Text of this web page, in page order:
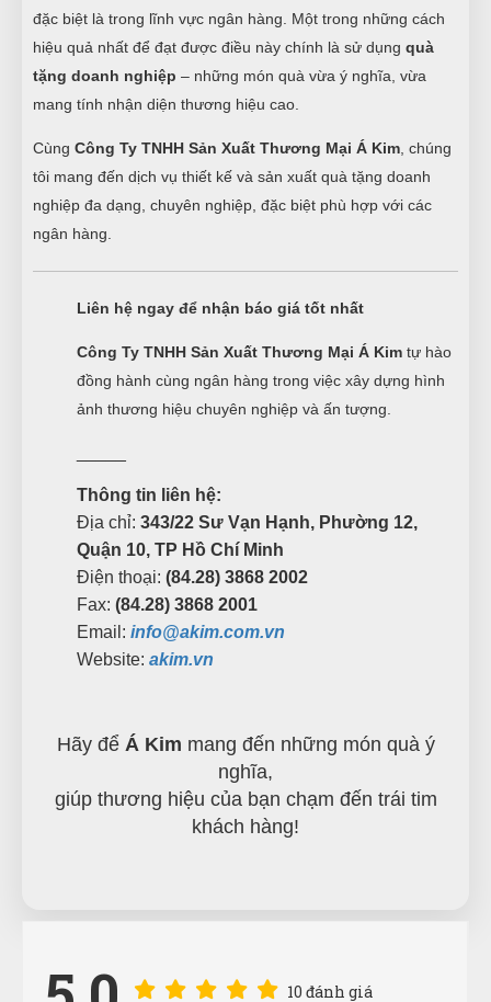
đặc biệt là trong lĩnh vực ngân hàng. Một trong những cách
hiệu quả nhất để đạt được điều này chính là sử dụng quà
tặng doanh nghiệp – những món quà vừa ý nghĩa, vừa
mang tính nhận diện thương hiệu cao.
Cùng Công Ty TNHH Sản Xuất Thương Mại Á Kim , chúng
tôi mang đến dịch vụ thiết kế và sản xuất quà tặng doanh
nghiệp đa dạng, chuyên nghiệp, đặc biệt phù hợp với các
ngân hàng.
Liên hệ ngay để nhận báo giá tốt nhất
Công Ty TNHH Sản Xuất Thương Mại Á Kim tự hào
đồng hành cùng ngân hàng trong việc xây dựng hình
ảnh thương hiệu chuyên nghiệp và ấn tượng.
Thông tin liên hệ:
Địa chỉ: 343/22 Sư Vạn Hạnh, Phường 12,
Quận 10, TP Hồ Chí Minh
Điện thoại: (84.28) 3868 2002
Fax: (84.28) 3868 2001
Email: info@akim.com.vn
Website: akim.vn
Hãy để Á Kim mang đến những món quà ý
nghĩa,
giúp thương hiệu của bạn chạm đến trái tim
khách hàng!
10 đánh giá
(Đánh giá 1 năm trước)